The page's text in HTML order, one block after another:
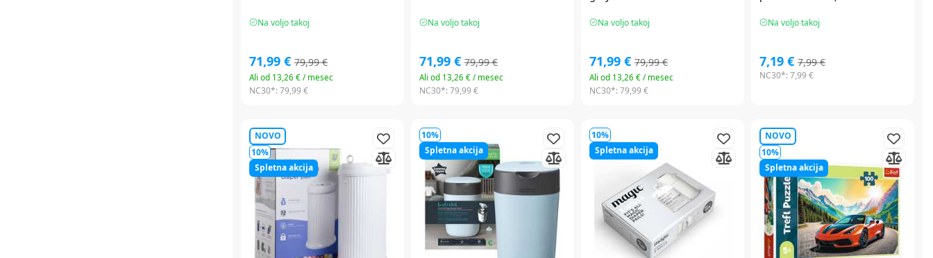
Na voljo takoj
71,99 € 79,99 €
Ali od 13,26 € / mesec
NC30*:79,99 €
Na voljo takoj
71,99 € 79,99 €
Ali od 13,26 € / mesec
NC30*:79,99 €
Na voljo takoj
71,99 € 79,99 €
Ali od 13,26 € / mesec
NC30*:79,99 €
Na voljo takoj
7,19 € 7,99 €
NC30*:7,99 €
10%
Spletna akcija
NOVO
10%
Spletna akcija
10%
Spletna akcija
10%
Spletna akcija
NOVO